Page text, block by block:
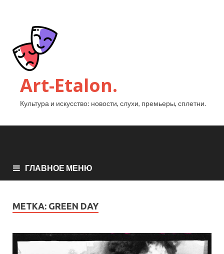
Art-Etalon.
Культура и искусство: новости, слухи, премьеры, сплетни.
ГЛАВНОЕ МЕНЮ
МЕТКА: GREEN DAY